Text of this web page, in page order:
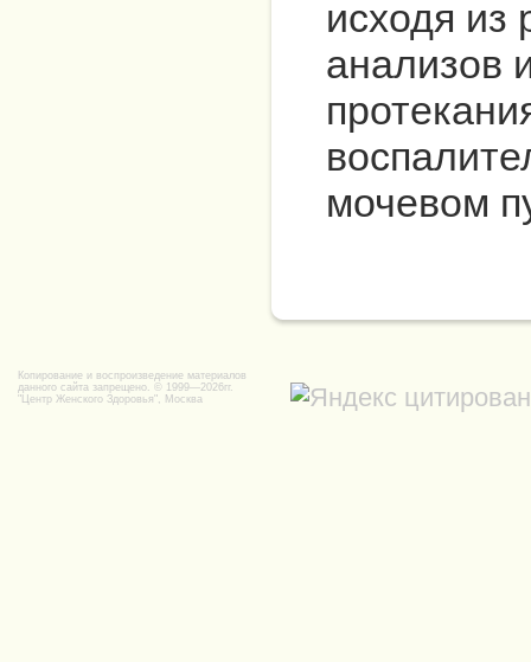
исходя из
анализов
мочевом
Копирование и воспроизведение материалов
данного сайта запрещено. © 1999—2026гг.
"Центр Женского Здоровья", Москва